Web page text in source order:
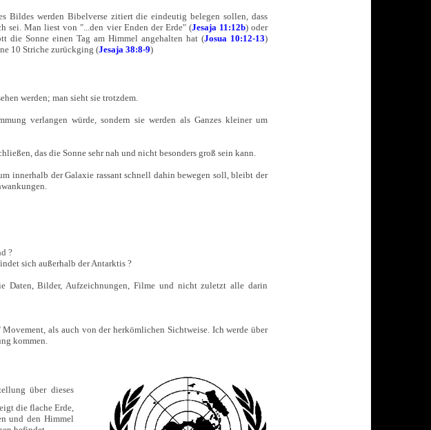
Bildes werden Bibelverse zitiert die eindeutig belegen sollen, dass
sei. Man liest von "...den vier Enden der Erde" (Jesaja 11:12b) oder
die Sonne einen Tag am Himmel angehalten hat (Josua 10:12-13)
10 Striche zurückging (Jesaja 38:8-9)
werden; man sieht sie trotzdem.
verlangen würde, sondern sie werden als Ganzes kleiner um
das die Sonne sehr nah und nicht besonders groß sein kann.
innerhalb der Galaxie rassant schnell dahin bewegen soll, bleibt der
?
sich außerhalb der Antarktis ?
Daten, Bilder, Aufzeichnungen, Filme und nicht zuletzt alle darin
als auch von der herkömlichen Sichtweise. Ich werde über
kommen.
über dieses
die flache Erde,
und den Himmel